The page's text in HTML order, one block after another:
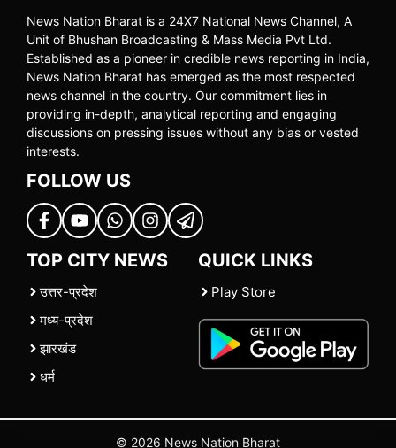
News Nation Bharat is a 24X7 National News Channel, A
Unit of Bhushan Broadcasting & Mass Media Pvt Ltd.
Established as a pioneer in credible news reporting in India,
News Nation Bharat has emerged as the most respected
news channel in the country. Our commitment lies in
providing in-depth, analytical reporting and engaging
discussions on pressing issues without any bias or vested
interests.
FOLLOW US
TOP CITY NEWS
उत्तर-प्रदेश
मध्य-प्रदेश
झारखंड
धर्म
QUICK LINKS
Play Store
© 2026 News Nation Bharat